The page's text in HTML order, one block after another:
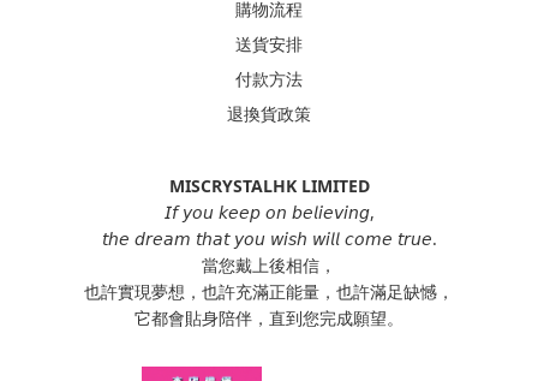
購物流程
送貨安排
付款方法
退換貨政策
MISCRYSTALHK LIMITED
𝘐𝘧 𝘺𝘰𝘶 𝘬𝘦𝘦𝘱 𝘰𝘯 𝘣𝘦𝘭𝘪𝘦𝘷𝘪𝘯𝘨,
𝘵𝘩𝘦 𝘥𝘳𝘦𝘢𝘮 𝘵𝘩𝘢𝘵 𝘺𝘰𝘶 𝘸𝘪𝘴𝘩 𝘸𝘪𝘭𝘭 𝘤𝘰𝘮𝘦 𝘵𝘳𝘶𝘦.
當您戴上後相信，
也許實現夢想，也許充滿正能量，也許滿足缺憾，
它都會貼身陪伴，直到您完成願望。